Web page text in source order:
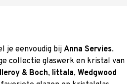
je eenvoudig bij Anna Servies.
collectie glaswerk en kristal van
& Boch, Iittala, Wedgwood